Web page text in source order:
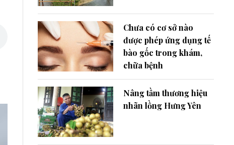
Chưa có cơ sở nào
được phép ứng dụng tế
bào gốc trong khám,
chữa bệnh
Nâng tầm thương hiệu
nhãn lồng Hưng Yên